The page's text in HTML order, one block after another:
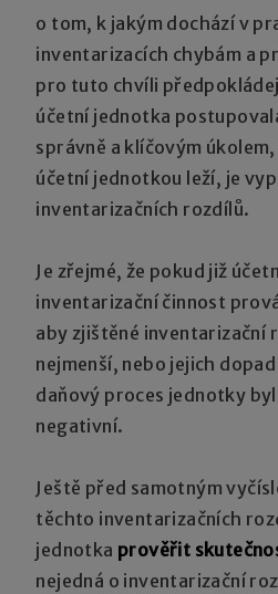
o tom, k jakým dochází v
inventarizacích chybám a
pro tuto chvíli
účetní jednotka
správně a klíčovým
účetní jednotkou leží, je
inventarizačních rozdílů.
Je zřejmé, že pokud již
inventarizační činnost
aby zjištěné inventarizační
nejmenší, nebo jejich
daňový proces jednotky byl
negativní.
Ještě před samotným
těchto inventarizačních
jednotka prověřit
nejedná o inventarizační